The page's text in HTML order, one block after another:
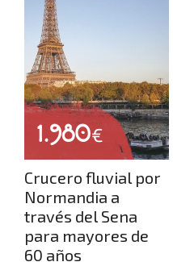
Crear
Grandes
1.980€
Crucero fluvial por
Normandia a
través del Sena
para mayores de
60 años